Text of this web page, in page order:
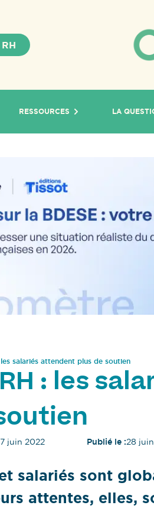
RESSOURCES LA
salariés attendent plus de soutien
: les
juin 2022 Publié le :28
salariés sont
attentes, elles,